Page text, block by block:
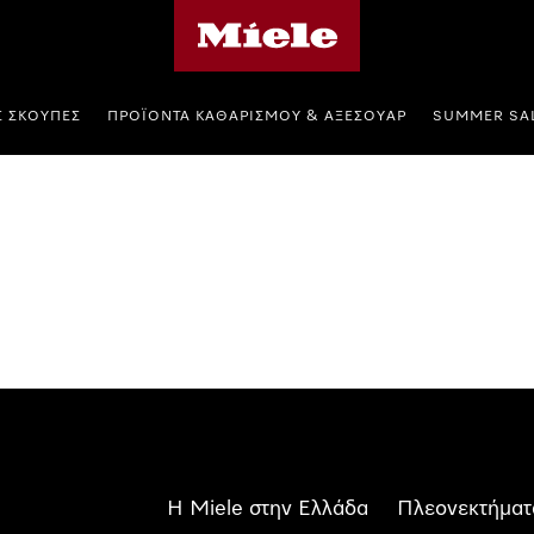
ΣΚΟΎΠΕΣ ΠΡΟΪΌΝΤΑ ΚΑΘΑΡΙΣΜΟΎ & ΑΞΕΣΟΥΆΡ SUMMER
Η Miele στην Ελλάδα